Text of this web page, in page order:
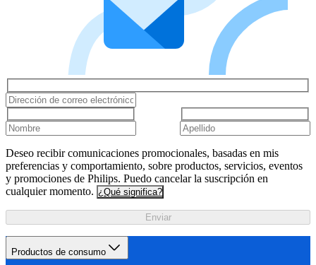
Deseo recibir comunicaciones promocionales, basadas en mis
preferencias y comportamiento, sobre productos, servicios, eventos
y promociones de Philips. Puedo cancelar la suscripción en
cualquier momento. ¿Qué significa?
Enviar
Productos de consumo